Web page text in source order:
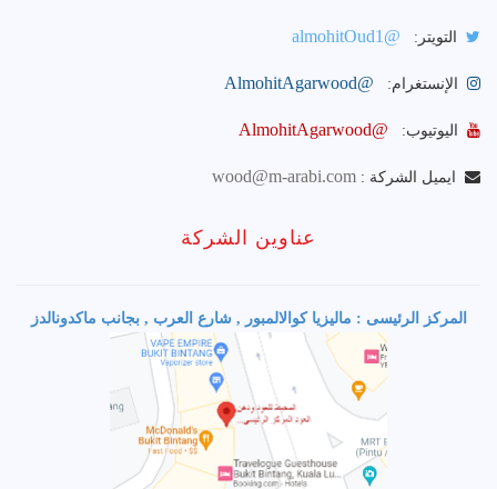
التويتر: @almohitOud1
الإنستغرام: @AlmohitAgarwood
اليوتيوب: @AlmohitAgarwood
ايميل الشركة : wood@m-arabi.com
عناوين الشركة
المركز الرئيسى : ماليزيا كوالالمبور , شارع العرب , بجانب ماكدونالدز